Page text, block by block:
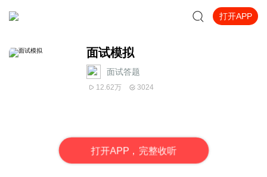
打开APP
面试模拟
面试答题
12.62万 3024
打开APP，完整收听